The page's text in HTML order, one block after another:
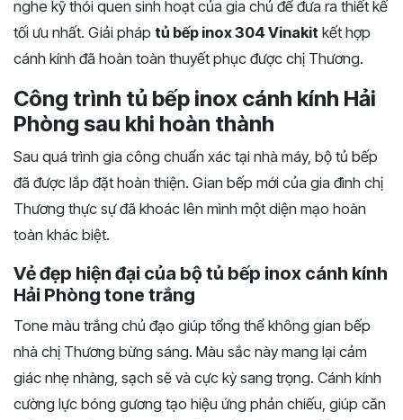
nghe kỹ thói quen sinh hoạt của gia chủ để đưa ra thiết kế
tối ưu nhất. Giải pháp tủ bếp inox 304 Vinakit kết hợp
cánh kính đã hoàn toàn thuyết phục được chị Thương.
Công trình tủ bếp inox cánh kính Hải
Phòng sau khi hoàn thành
Sau quá trình gia công chuẩn xác tại nhà máy, bộ tủ bếp
đã được lắp đặt hoàn thiện. Gian bếp mới của gia đình chị
Thương thực sự đã khoác lên mình một diện mạo hoàn
toàn khác biệt.
Vẻ đẹp hiện đại của bộ tủ bếp inox cánh kính
Hải Phòng tone trắng
Tone màu trắng chủ đạo giúp tổng thể không gian bếp
nhà chị Thương bừng sáng. Màu sắc này mang lại cảm
giác nhẹ nhàng, sạch sẽ và cực kỳ sang trọng. Cánh kính
cường lực bóng gương tạo hiệu ứng phản chiếu, giúp căn